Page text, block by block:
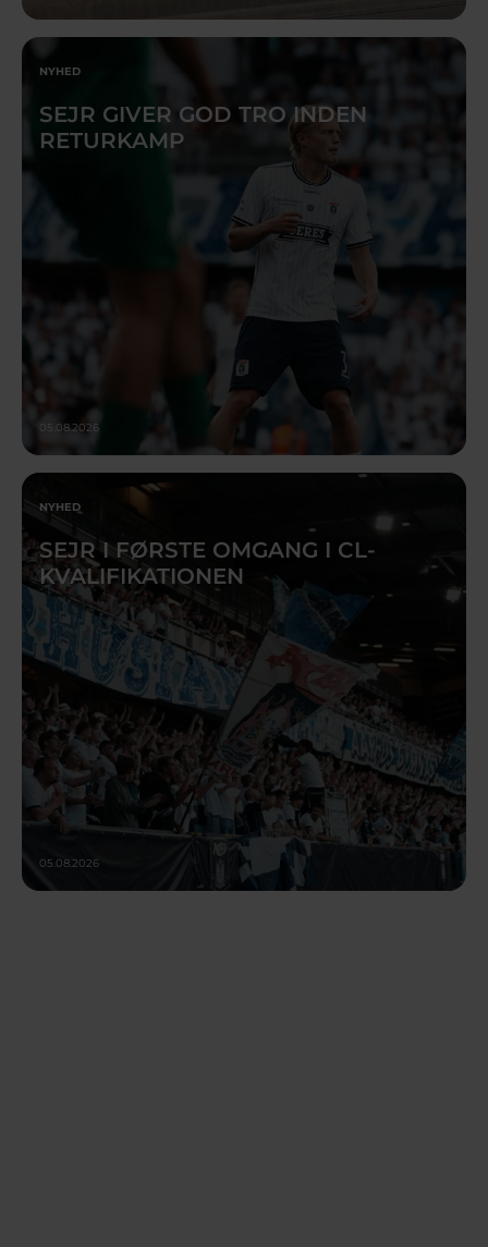
NYHED
SEJR GIVER GOD TRO INDEN
RETURKAMP
05.08.2026
NYHED
SEJR I FØRSTE OMGANG I CL-
KVALIFIKATIONEN
05.08.2026